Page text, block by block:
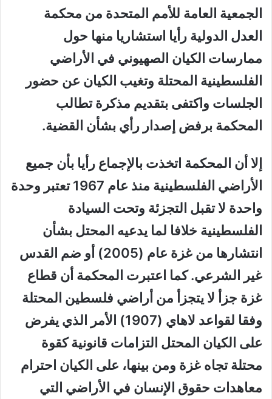
الجمعية العامة للأمم المتحدة من محكمة
العدل الدولية رأيا استشاريا منها حول
ممارسات الكيان الصهيوني في الأراضي
الفلسطينية المحتلة وتغيب الكيان عن حضور
الجلسات واكتفى بتقديم مذكرة تطالب
المحكمة برفض إصدار رأي بشأن القضية.
إلا أن المحكمة اتخذت بالإجماع رأيا بأن جميع
الأراضي الفلسطينية منذ عام 1967 تعتبر وحدة
واحدة لا تقبل التجزئة وتحت السيادة
الفلسطينية خلافا لما يدعيه المحتل بشأن
انتشارها من غزة عام (2005) أو ضم القدس
غير الشرعي. كما اعتبرت المحكمة أن قطاع
غزة جزأ لا يتجزأ من أراضي فلسطين المحتلة
وفقا لقواعد لاهاي (1907) الأمر الذي يفرض
على الكيان المحتل التزامات قانونية كقوة
محتلة تجاه غزة ومن بينها، على الكيان احترام
معاهدات حقوق الإنسان في الأراضي التي